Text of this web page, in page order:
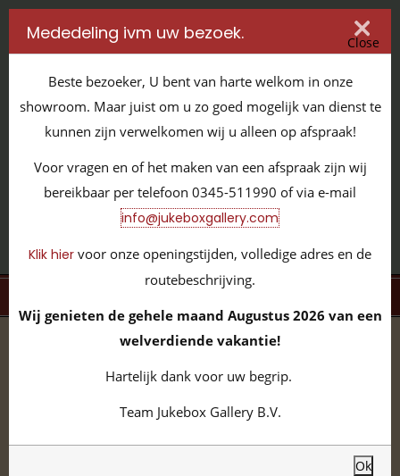
IT'S ALL ABOUT JUKEBOXES
GILDENSTRAAT 32 / 4143 HS LEERDAM / TEL:
0345 - 511990
INFO@JUKEBOXGALLERY.COM
volledige collectie / vinyl 45 toeren
Mid-Price
Mededeling ivm uw bezoek. Close
Beste bezoeker, U bent van harte welkom in onze
showroom. Maar juist om u zo goed mogelijk van dienst te
kunnen zijn verwelkomen wij u alleen op afspraak!
Voor vragen en of het maken van een afspraak zijn wij
bereikbaar per telefoon 0345-511990 of via e-mail
info@jukeboxgallery.com
Klik hier voor onze openingstijden, volledige adres en de
routebeschrijving.
Wij genieten de gehele maand Augustus 2026 van een
welverdiende vakantie!
Hartelijk dank voor uw begrip.
Team Jukebox Gallery B.V.
Ok